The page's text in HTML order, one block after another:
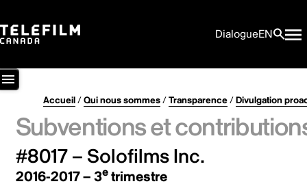
DialogueEN
Accueil/Qui nous sommes/Transparence/Divulgation
Subventions et
#8017 – Solofilms Inc.
2016-2017 – 3etrimestre